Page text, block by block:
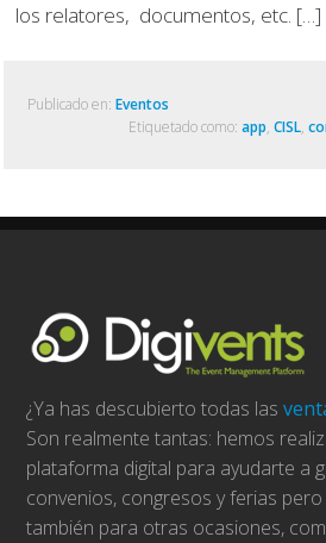
los relatores, documentos, etc. […]
Publicado en: Eventos
Etiquetado como: app, CISL,
¿Ya has descubierto todas las
Son realmente tantas: hemos
plataforma digital para ayudarte a
convenios, congresos y ferias
también para otras ocasiones,